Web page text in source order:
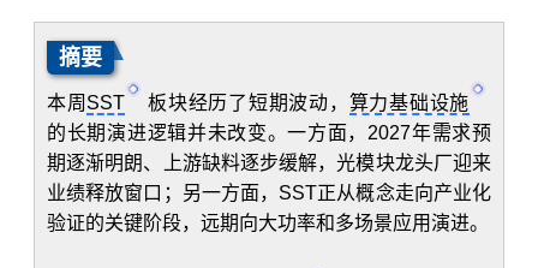
摘要
本周 SST 板块经历了短期波动， 算力基础设施
的长期演进逻辑并未改变。一方面，2027年需求预
期逐渐明朗、上游缺料逐步缓解，光模块龙头厂迎来
业绩释放窗口；另一方面，SST正从概念走向产业化
验证的关键阶段，远期向大功率和多场景应用演进。